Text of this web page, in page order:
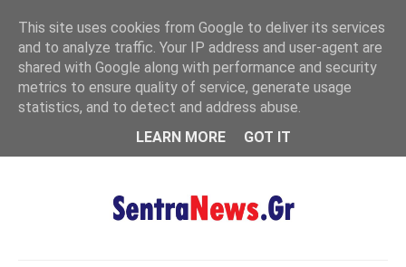
MENU
This site uses cookies from Google to deliver its services
and to analyze traffic. Your IP address and user-agent are
shared with Google along with performance and security
metrics to ensure quality of service, generate usage
statistics, and to detect and address abuse.
LEARN MORE
GOT IT